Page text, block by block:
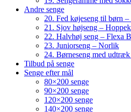
Andre senge
20. Fed køjeseng til børn
21. Sjov højseng –
22. Halvhøj seng – Flexa
23. Juniorseng – Norlik
24. Børneseng med
Tilbud på senge
Senge efter mål
80×200 senge
90×200 senge
120×200 senge
140×200 senge